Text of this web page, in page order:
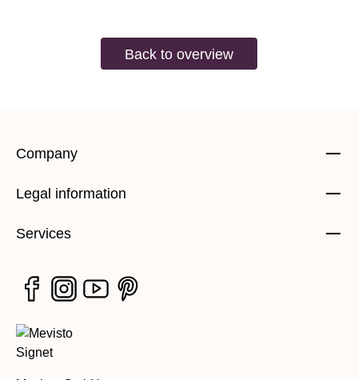
Back to overview
Company
Legal information
Services